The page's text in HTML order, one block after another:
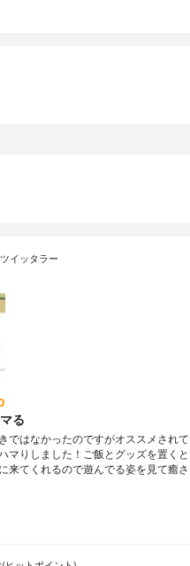
イッタラー
る
ではなかったのですがオススメされて
マりしました！ご飯とグッズを置くと
来てくれるので遊んでる姿を見て癒さ